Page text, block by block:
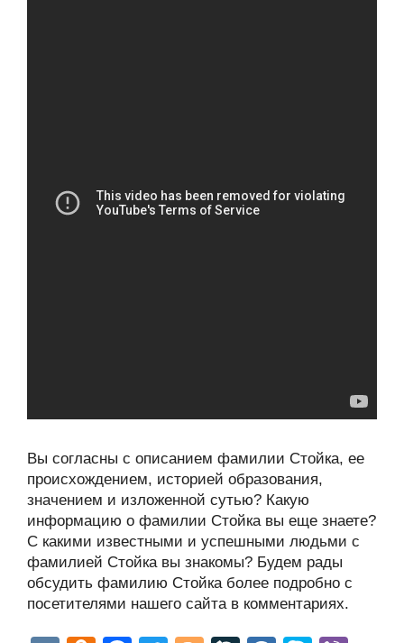
Вы согласны с описанием фамилии Стойка, ее
происхождением, историей образования,
значением и изложенной сутью? Какую
информацию о фамилии Стойка вы еще знаете?
С какими известными и успешными людьми с
фамилией Стойка вы знакомы? Будем рады
обсудить фамилию Стойка более подробно с
посетителями нашего сайта в комментариях.